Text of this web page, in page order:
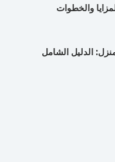
والخطوات
الدليل الشامل